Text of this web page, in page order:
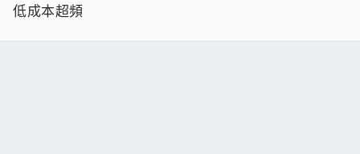
低成本超頻